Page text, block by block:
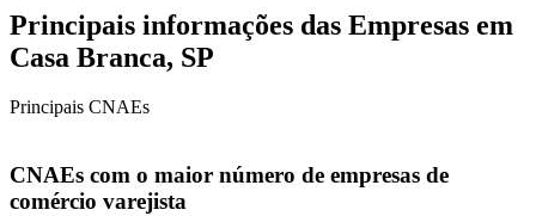
Principais informações das Empresas em
Casa Branca, SP
Principais CNAEs
CNAEs com o maior número de empresas de
comércio varejista